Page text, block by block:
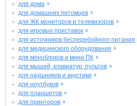
для дома
для домашних питомцев
для ЖК мониторов и телевизоров
для игровых приставок
для источников бесперебойного питания
для медицинского оборудования
для моноблоков и мини ПК
для мышей, клавиатур, пультов
для наушников и акустики
для ноутбуков
для планшетов
для принтеров